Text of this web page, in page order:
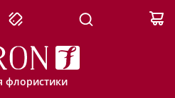
флористики